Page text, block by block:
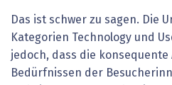
Das ist schwer zu sagen. Die
Katego­rien Technology und
jedoch, dass die
Bedürfnissen der